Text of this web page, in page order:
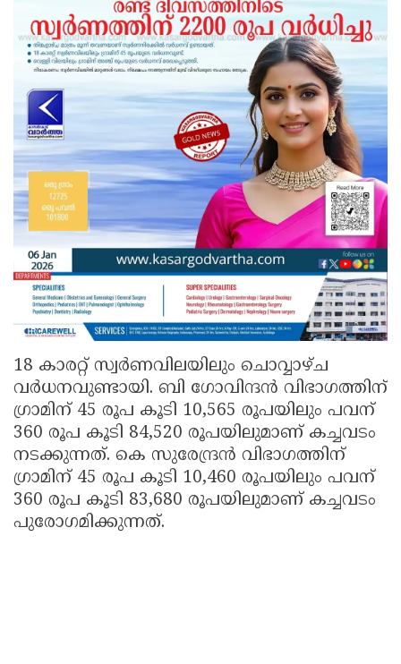
18 കാരറ്റ് സ്വര്‍ണവിലയിലും ചൊവ്വാഴ്ച
വര്‍ധനവുണ്ടായി. ബി ഗോവിന്ദന്‍ വിഭാഗത്തിന്
ഗ്രാമിന് 45 രൂപ കൂടി 10,565 രൂപയിലും പവന്
360 രൂപ കൂടി 84,520 രൂപയിലുമാണ് കച്ചവടം
നടക്കുന്നത്. കെ സുരേന്ദ്രന്‍ വിഭാഗത്തിന്
ഗ്രാമിന് 45 രൂപ കൂടി 10,460 രൂപയിലും പവന്
360 രൂപ കൂടി 83,680 രൂപയിലുമാണ് കച്ചവടം
പുരോഗമിക്കുന്നത്.